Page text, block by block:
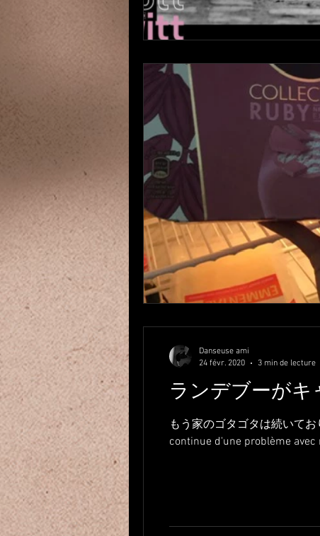
ランデブーが
もう家のゴタゴタは続いて
continue d'une problème avec
Danseuse ami
24 févr. 2020
3 min de lecture